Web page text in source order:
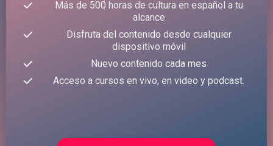
Más de 500 horas de cultura en español a tu
alcance
Disfruta del contenido desde cualquier
dispositivo móvil
Nuevo contenido cada mes
Acceso a cursos en vivo, en video y podcast.